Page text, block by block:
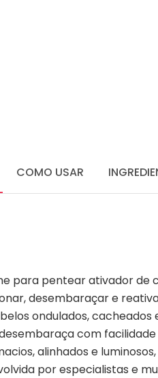
COMO USAR
para pentear ativador de
desembaraçar e
ondulados,
com
alinhados e
por especialistas e